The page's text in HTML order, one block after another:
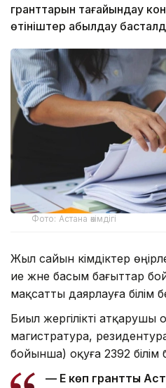
гранттарын тағайындау
өтініштер қабылдау
Фото: Астана әкімдігі
Жыл сайын әкімдіктер
ие және басым бағыттар
мақсатты даярлауға білім
Биыл жергілікті атқарушы
магистратура,
бойынша) оқуға 2392 білім
— Ең көп грантты